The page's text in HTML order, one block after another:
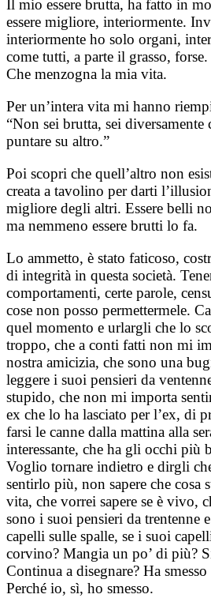
Il mio essere brutta, ha fatto in
essere migliore, interiormente.
interiormente ho solo organi,
come tutti, a parte il grasso,
Che menzogna la mia vita.
Per un’intera vita mi hanno
“Non sei brutta, sei diversamente
puntare su altro.”
Poi scopri che quell’altro non
creata a tavolino per darti
migliore degli altri. Essere belli
ma nemmeno essere brutti lo fa.
Lo ammetto, è stato faticoso,
di integrità in questa società.
comportamenti, certe parole,
cose non posso permettermele.
quel momento e urlargli che lo
troppo, che a conti fatti non mi
nostra amicizia, che sono una
leggere i suoi pensieri da
stupido, che non mi importa
ex che lo ha lasciato per l’ex, di
farsi le canne dalla mattina alla
interessante, che ha gli occhi più
Voglio tornare indietro e dirgli
sentirlo più, non sapere che cosa
vita, che vorrei sapere se è vivo,
sono i suoi pensieri da trentenne
capelli sulle spalle, se i suoi
corvino? Mangia un po’ di più?
Continua a disegnare? Ha
Perché io, sì, ho smesso.